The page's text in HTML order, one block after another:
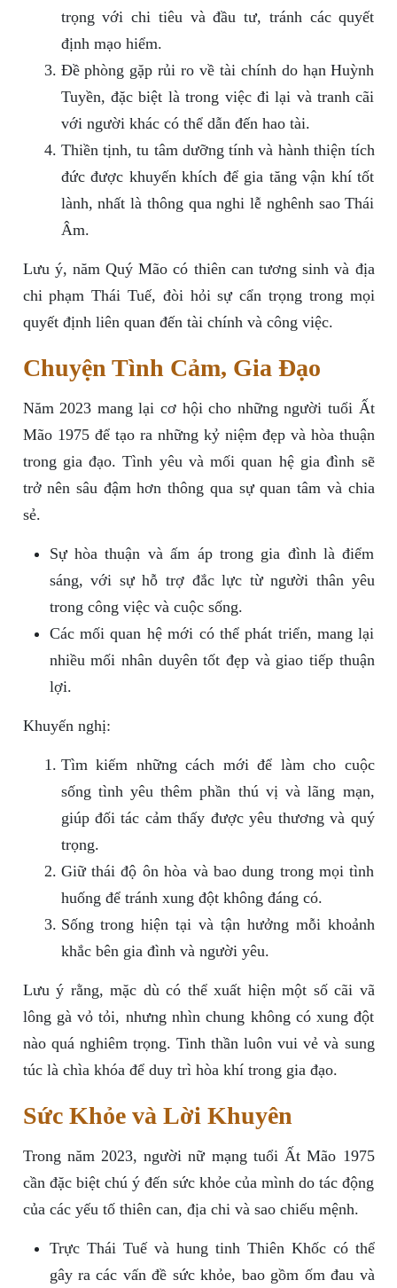
trọng với chi tiêu và đầu tư, tránh các quyết
định mạo hiểm.
Đề phòng gặp rủi ro về tài chính do hạn Huỳnh
Tuyền, đặc biệt là trong việc đi lại và tranh cãi
với người khác có thể dẫn đến hao tài.
Thiền tịnh, tu tâm dưỡng tính và hành thiện tích
đức được khuyến khích để gia tăng vận khí tốt
lành, nhất là thông qua nghi lễ nghênh sao Thái
Âm.
Lưu ý, năm Quý Mão có thiên can tương sinh và địa
chi phạm Thái Tuế, đòi hỏi sự cẩn trọng trong mọi
quyết định liên quan đến tài chính và công việc.
Chuyện Tình Cảm, Gia Đạo
Năm 2023 mang lại cơ hội cho những người tuổi Ất
Mão 1975 để tạo ra những kỷ niệm đẹp và hòa thuận
trong gia đạo. Tình yêu và mối quan hệ gia đình sẽ
trở nên sâu đậm hơn thông qua sự quan tâm và chia
sẻ.
Sự hòa thuận và ấm áp trong gia đình là điểm
sáng, với sự hỗ trợ đắc lực từ người thân yêu
trong công việc và cuộc sống.
Các mối quan hệ mới có thể phát triển, mang lại
nhiều mối nhân duyên tốt đẹp và giao tiếp thuận
lợi.
Khuyến nghị:
Tìm kiếm những cách mới để làm cho cuộc
sống tình yêu thêm phần thú vị và lãng mạn,
giúp đối tác cảm thấy được yêu thương và quý
trọng.
Giữ thái độ ôn hòa và bao dung trong mọi tình
huống để tránh xung đột không đáng có.
Sống trong hiện tại và tận hưởng mỗi khoảnh
khắc bên gia đình và người yêu.
Lưu ý rằng, mặc dù có thể xuất hiện một số cãi vã
lông gà vỏ tỏi, nhưng nhìn chung không có xung đột
nào quá nghiêm trọng. Tinh thần luôn vui vẻ và sung
túc là chìa khóa để duy trì hòa khí trong gia đạo.
Sức Khỏe và Lời Khuyên
Trong năm 2023, người nữ mạng tuổi Ất Mão 1975
cần đặc biệt chú ý đến sức khỏe của mình do tác động
của các yếu tố thiên can, địa chi và sao chiếu mệnh.
Trực Thái Tuế và hung tinh Thiên Khốc có thể
gây ra các vấn đề sức khỏe, bao gồm ốm đau và